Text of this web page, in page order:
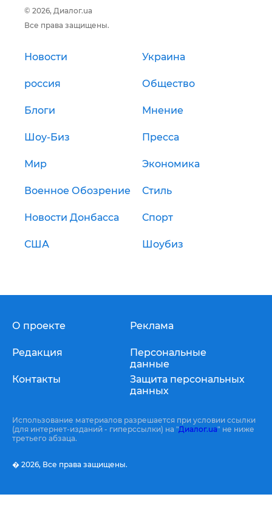
© 2026, Диалог.ua
Все права защищены.
Новости Украина
россия Общество
Блоги Мнение
Шоу-Биз Пресса
Мир Экономика
Военное Обозрение Стиль
Новости Донбасса Спорт
США Шоубиз
О проекте
Редакция
Контакты
Реклама
Персональные
данные
Защита персональных
данных
Использование материалов разрешается при условии ссылки
(для интернет-изданий - гиперссылки) на "Диалог.ua" не ниже
третьего абзаца.
� 2026, Все права защищены.